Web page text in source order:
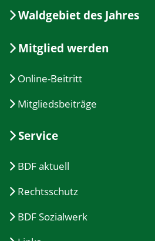
Waldgebiet des Jahres
Mitglied werden
Online-Beitritt
Mitgliedsbeiträge
Service
BDF aktuell
Rechtsschutz
BDF Sozialwerk